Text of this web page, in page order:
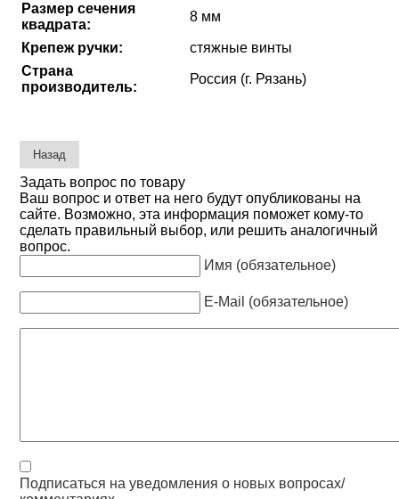
Размер сечения
квадрата:
8 мм
Крепеж ручки:
стяжные винты
Страна
производитель:
Россия (г. Рязань)
Задать вопрос по товару
Ваш вопрос и ответ на него будут опубликованы на
сайте. Возможно, эта информация поможет кому-то
сделать правильный выбор, или решить аналогичный
вопрос.
Имя (обязательное)
E-Mail (обязательное)
Подписаться на уведомления о новых вопросах/